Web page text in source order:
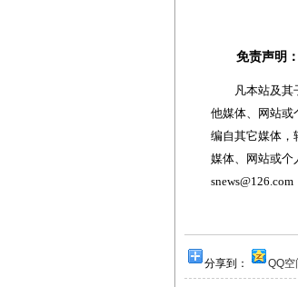
免责声明：
凡本站及其子
他媒体、网站或
编自其它媒体，
媒体、网站或个
snews@126.com
分享到： QQ空